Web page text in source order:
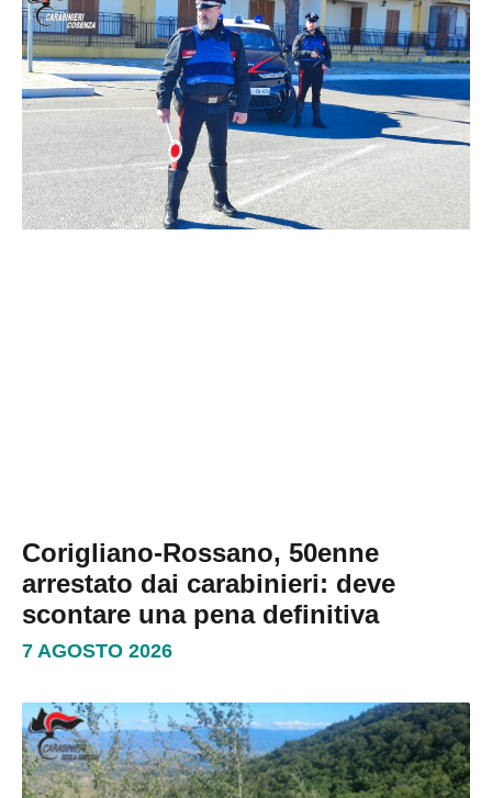
Corigliano-Rossano, 50enne
arrestato dai carabinieri: deve
scontare una pena definitiva
7 AGOSTO 2026